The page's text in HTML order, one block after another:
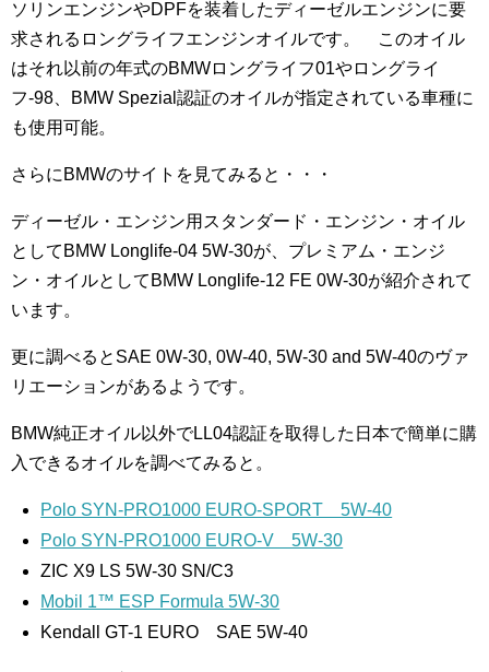
ソリンエンジンやDPFを装着したディーゼルエンジンに要
求されるロングライフエンジンオイルです。 このオイル
はそれ以前の年式のBMWロングライフ01やロングライ
フ-98、BMW Spezial認証のオイルが指定されている車種に
も使用可能。
さらにBMWのサイトを見てみると・・・
ディーゼル・エンジン用スタンダード・エンジン・オイル
としてBMW Longlife-04 5W-30が、プレミアム・エンジ
ン・オイルとしてBMW Longlife-12 FE 0W-30が紹介されて
います。
更に調べるとSAE 0W-30, 0W-40, 5W-30 and 5W-40のヴァ
リエーションがあるようです。
BMW純正オイル以外でLL04認証を取得した日本で簡単に購
入できるオイルを調べてみると。
Polo SYN-PRO1000 EURO-SPORT 5W-40
Polo SYN-PRO1000 EURO-V 5W-30
ZIC X9 LS 5W-30 SN/C3
Mobil 1™ ESP Formula 5W-30
Kendall GT-1 EURO SAE 5W-40